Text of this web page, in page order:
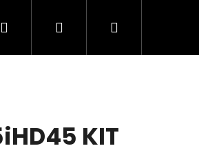
Hledat PřihlášeníNákupní
KIT